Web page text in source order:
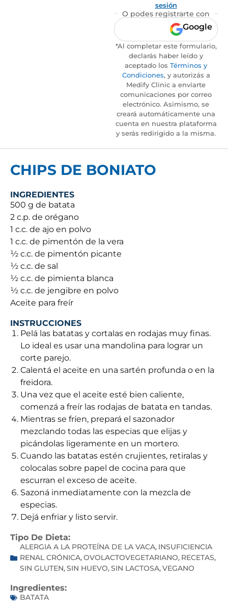
sesión
O podes registrarte con
Google
*Al completar este formulario,
declarás haber leído y
aceptado los Términos y
Condiciones, y autorizás a
Medify Clinic a enviarte
comunicaciones por correo
electrónico. Asimismo, se
creará automáticamente una
cuenta en nuestra plataforma
y serás redirigido a la misma.
CHIPS DE BONIATO
INGREDIENTES
500 g de batata
2 c.p. de orégano
1 c.c. de ajo en polvo
1 c.c. de pimentón de la vera
½ c.c. de pimentón picante
½ c.c. de sal
½ c.c. de pimienta blanca
½ c.c. de jengibre en polvo
Aceite para freír
INSTRUCCIONES
Pelá las batatas y cortalas en rodajas muy finas.
Lo ideal es usar una mandolina para lograr un
corte parejo.
Calentá el aceite en una sartén profunda o en la
freidora.
Una vez que el aceite esté bien caliente,
comenzá a freír las rodajas de batata en tandas.
Mientras se fríen, prepará el sazonador
mezclando todas las especias que elijas y
picándolas ligeramente en un mortero.
Cuando las batatas estén crujientes, retiralas y
colocalas sobre papel de cocina para que
escurran el exceso de aceite.
Sazoná inmediatamente con la mezcla de
especias.
Dejá enfriar y listo servir.
Tipo De Dieta:
ALERGIA A LA PROTEÍNA DE LA VACA, INSUFICIENCIA
RENAL CRÓNICA,OVOLACTOVEGETARIANO, RECETAS,
SIN GLUTEN,SIN HUEVO,SIN LACTOSA,VEGANO
Ingredientes:
BATATA